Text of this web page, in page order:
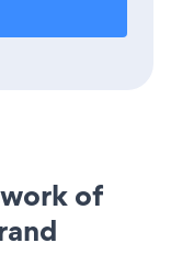
of